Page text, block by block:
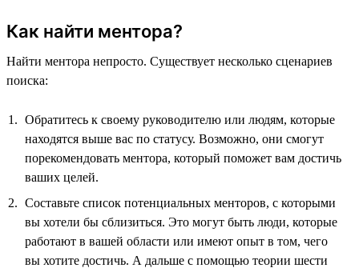
Как найти ментора?
Найти ментора непросто. Существует несколько сценариев
поиска:
Обратитесь к своему руководителю или людям, которые
находятся выше вас по статусу. Возможно, они смогут
порекомендовать ментора, который поможет вам достичь
ваших целей.
Составьте список потенциальных менторов, с которыми
вы хотели бы сблизиться. Это могут быть люди, которые
работают в вашей области или имеют опыт в том, чего
вы хотите достичь. А дальше с помощью теории шести